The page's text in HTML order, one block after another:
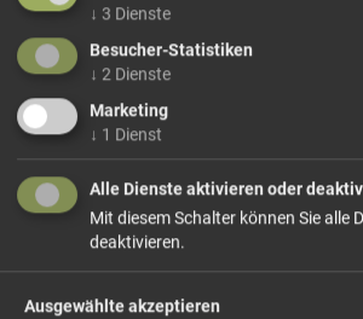
Williams Roner
Nach dem schonenden Blasenverfahren
Aroma und Geschmack der reifen
40Vol%
↓ 3 Dienste
Besucher-Statistiken
↓ 2 Dienste
Marketing
↓ 1 Dienst
Alle Dienste aktivieren oder
Mit diesem Schalter können Sie alle
deaktivieren.
Ausgewählte akzeptieren